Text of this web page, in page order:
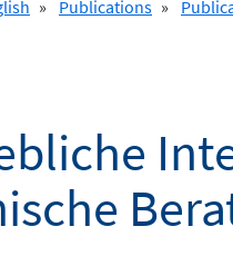
» Publications »